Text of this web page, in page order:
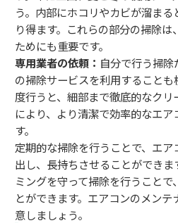
う。内部にホコリやカビが溜ま
り得ます。これらの部分の掃除
ためにも重要です。
専用業者の依頼： 自分で行う掃
の掃除サービスを利用すること
度行うと、細部まで徹底的なク
により、より清潔で効率的なエ
す。
定期的な掃除を行うことで、エ
出し、長持ちさせることができ
ミングを守って掃除を行うこと
とができます。エアコンのメン
意しましょう。